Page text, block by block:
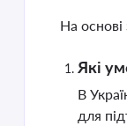
На основі
Які
В
для